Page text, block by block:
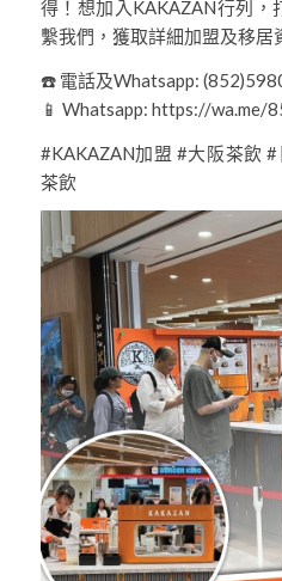
得！想加入KAKAZAN行列
繫我們，獲取詳細加盟及移居
☎️ 電話及Whatsapp:
📱 Whatsapp: https://wa.me/
#KAKAZAN加盟 #大阪茶飲
茶飲